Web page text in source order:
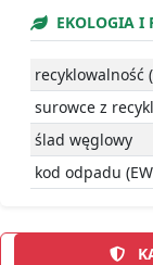
EKOLOGIA I
recyklowalność
surowce z
ślad węglowy
kod odpadu